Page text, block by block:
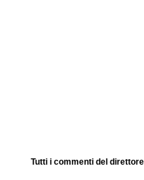
Tutti i commenti del direttore